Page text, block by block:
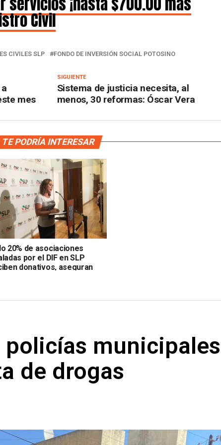
Civil
CIVILES SLP FONDO DE INVERSIÓN SOCIAL POTOSINO
SIGUIENTE
Sistema de justicia necesita, al
menos, 30 reformas: Óscar Vera
mes
TE PODRÍA INTERESAR
20% de asociaciones
por el DIF en SLP
donativos, aseguran
policías municipales
de drogas